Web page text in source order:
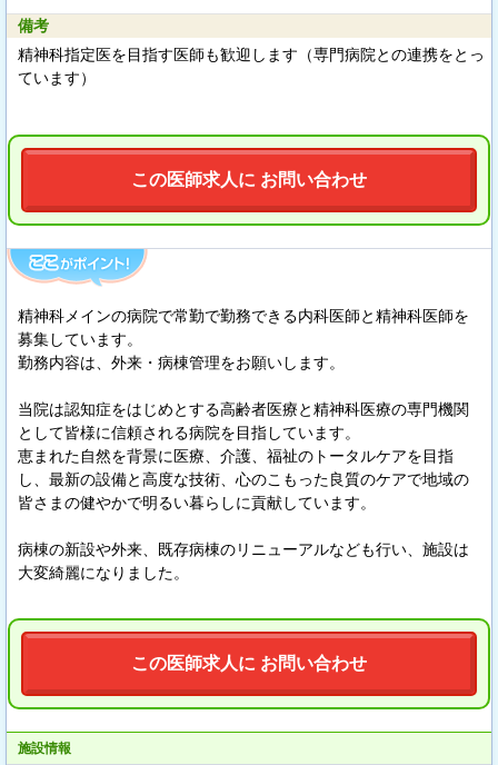
備考
精神科指定医を目指す医師も歓迎します（専門病院との連携をとっ
ています）
この医師求人に お問い合わせ
精神科メインの病院で常勤で勤務できる内科医師と精神科医師を
募集しています。
勤務内容は、外来・病棟管理をお願いします。
当院は認知症をはじめとする高齢者医療と精神科医療の専門機関
として皆様に信頼される病院を目指しています。
恵まれた自然を背景に医療、介護、福祉のトータルケアを目指
し、最新の設備と高度な技術、心のこもった良質のケアで地域の
皆さまの健やかで明るい暮らしに貢献しています。
病棟の新設や外来、既存病棟のリニューアルなども行い、施設は
大変綺麗になりました。
この医師求人に お問い合わせ
施設情報